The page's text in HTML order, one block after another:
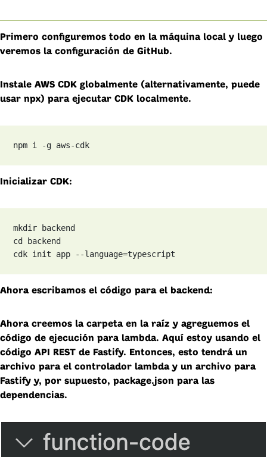
Primero configuremos todo en la máquina local y luego
veremos la configuración de GitHub.
Instale AWS CDK globalmente (alternativamente, puede
usar npx) para ejecutar CDK localmente.
npm i -g aws-cdk
Inicializar CDK:
mkdir backend
cd backend
cdk init app --language=typescript
Ahora escribamos el código para el backend:
Ahora creemos la carpeta en la raíz y agreguemos el
código de ejecución para lambda. Aquí estoy usando el
código API REST de Fastify. Entonces, esto tendrá un
archivo para el controlador lambda y un archivo para
Fastify y, por supuesto, package.json para las
dependencias.